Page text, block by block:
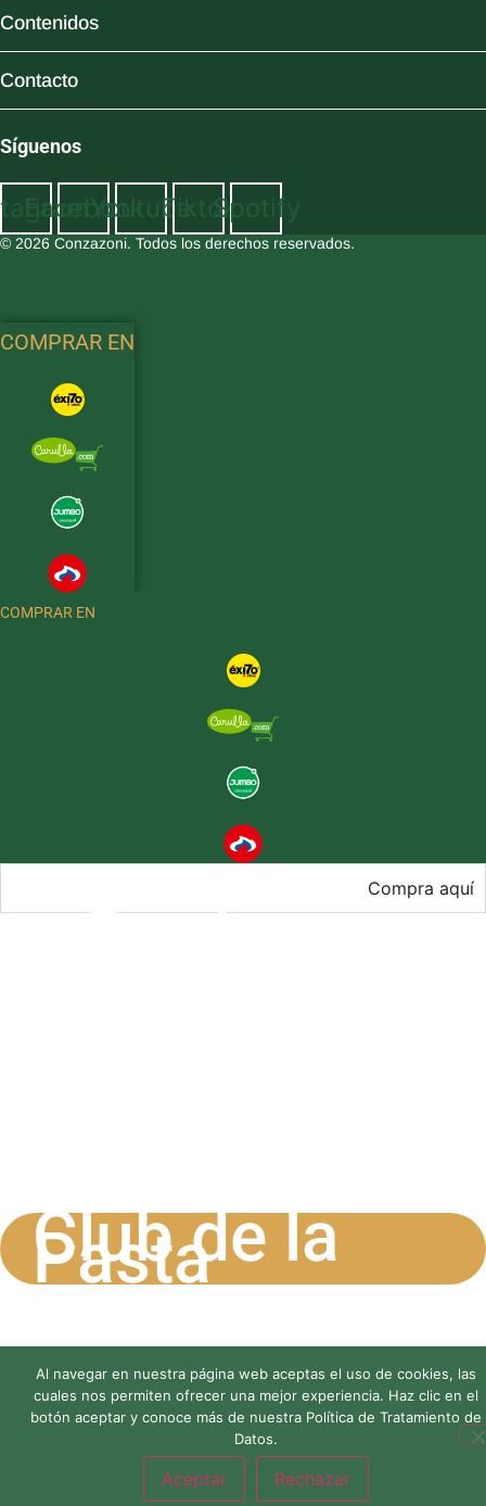
Contenidos
Contacto
Síguenos
FacebookYoutubeTiktokSpotify
© 2026 Conzazoni. Todos los derechos reservados.
COMPRAR EN
COMPRAR EN
Compra aquí
Productos
Club de la
Pasta
Al navegar en nuestra página web aceptas el uso de cookies, las
cuales nos permiten ofrecer una mejor experiencia. Haz clic en el
botón aceptar y conoce más de nuestra Política de Tratamiento de
Datos.
Aceptar Rechazar